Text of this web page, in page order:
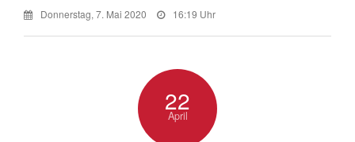
Donnerstag, 7. Mai 2020 16:19 Uhr
22
April